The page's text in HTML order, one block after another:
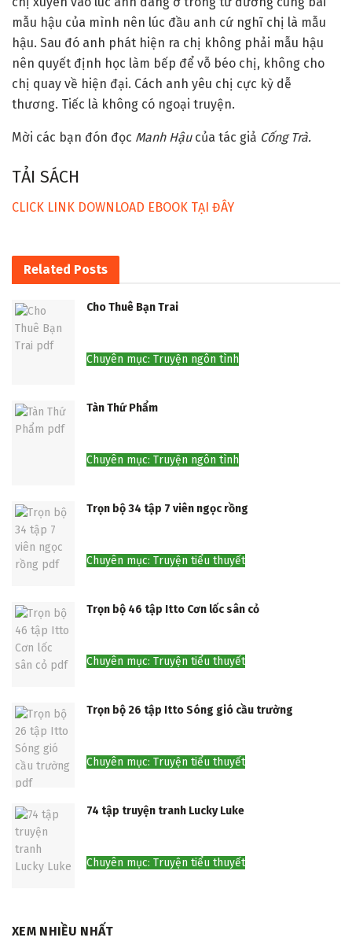
mẫu hậu của mình nên lúc đầu anh cứ nghĩ chị là mẫu
hậu. Sau đó anh phát hiện ra chị không phải mẫu hậu
nên quyết định học làm bếp để vỗ béo chị, không cho
chị quay về hiện đại. Cách anh yêu chị cực kỳ dễ
thương. Tiếc là không có ngoại truyện.
Mời các bạn đón đọc Manh Hậucủa tác giả Cống Trà.
TẢI SÁCH
CLICK LINK DOWNLOAD EBOOK TẠI ĐÂY
Related Posts
Cho Thuê Bạn Trai
Chuyên mục: Truyện ngôn tình
Tàn Thứ Phẩm
Chuyên mục: Truyện ngôn tình
Trọn bộ 34 tập 7 viên ngọc rồng
Chuyên mục: Truyện tiểu thuyết
Trọn bộ 46 tập Itto Cơn lốc sân cỏ
Chuyên mục: Truyện tiểu thuyết
Trọn bộ 26 tập Itto Sóng gió cầu trường
Chuyên mục: Truyện tiểu thuyết
74 tập truyện tranh Lucky Luke
Chuyên mục: Truyện tiểu thuyết
XEM NHIỀU NHẤT